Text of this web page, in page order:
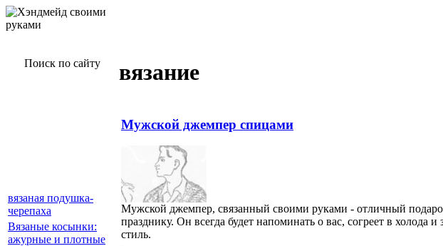
Поиск по сайту вязание
Мужской джемпер спицами
Мужской джемпер, связанный своими руками - отличный
празднику. Он всегда будет напоминать о вас, согреет в холода
стиль.
вязаная подушка-
черепаха
Вязаные косынки:
ажурные и плотные